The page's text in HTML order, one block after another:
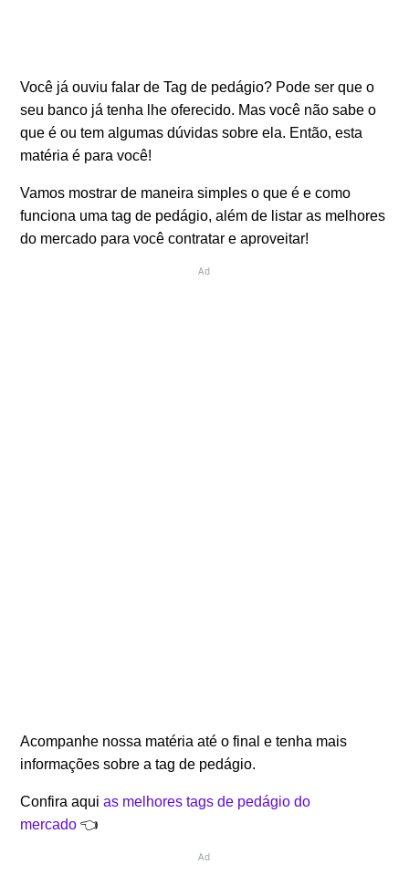
Você já ouviu falar de Tag de pedágio? Pode ser que o
seu banco já tenha lhe oferecido. Mas você não sabe o
que é ou tem algumas dúvidas sobre ela. Então, esta
matéria é para você!
Vamos mostrar de maneira simples o que é e como
funciona uma tag de pedágio, além de listar as melhores
do mercado para você contratar e aproveitar!
Ad
Acompanhe nossa matéria até o final e tenha mais
informações sobre a tag de pedágio.
Confira aquias melhores tags de pedágio do
mercado👈
Ad